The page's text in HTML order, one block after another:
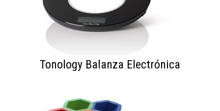
Tonology Balanza Electrónica